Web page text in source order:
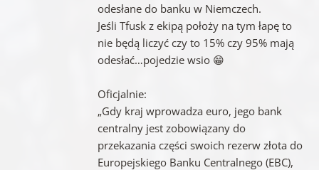
odesłane do banku w Niemczech.
Jeśli Tfusk z ekipą położy na tym łapę to
nie będą liczyć czy to 15% czy 95% mają
odesłać…pojedzie wsio 😁
Oficjalnie:
„Gdy kraj wprowadza euro, jego bank
centralny jest zobowiązany do
przekazania części swoich rezerw złota do
Europejskiego Banku Centralnego (EBC),